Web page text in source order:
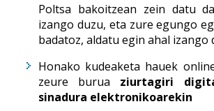
Poltsa bakoitzean zein datu
izango duzu, eta zure egungo
badatoz, aldatu egin ahal izango
Honako kudeaketa hauek
zeure burua ziurtagiri
sinadura elektronikoarekin